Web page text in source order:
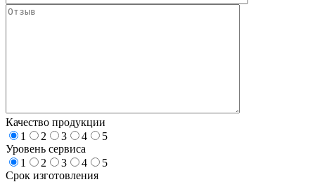
Качество продукции
1
2 3 4
5
Уровень сервиса
1
2 3 4
5
Срок изготовления